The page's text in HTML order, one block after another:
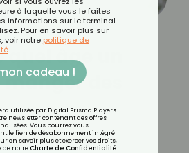
âge un
des
à laquelle vous le faites
informations sur le terminal
Pour en savoir plus sur
voir notre politique de
.
cadeau !
utilisée par Digital Prisma Players
newsletter contenant des offres
Vous pourrez vous
le lien de désabonnement intégré
en savoir plus et exercer vos droits,
de notre Charte de Confidentialité.